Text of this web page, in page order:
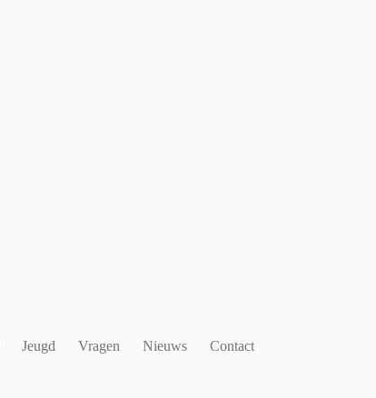
Jeugd Vragen Nieuws
Contact